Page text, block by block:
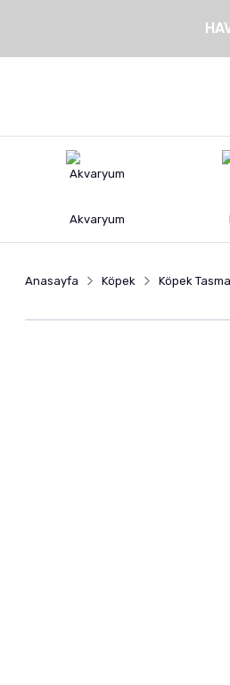
Akvaryum
Anasayfa Köpek Köpek